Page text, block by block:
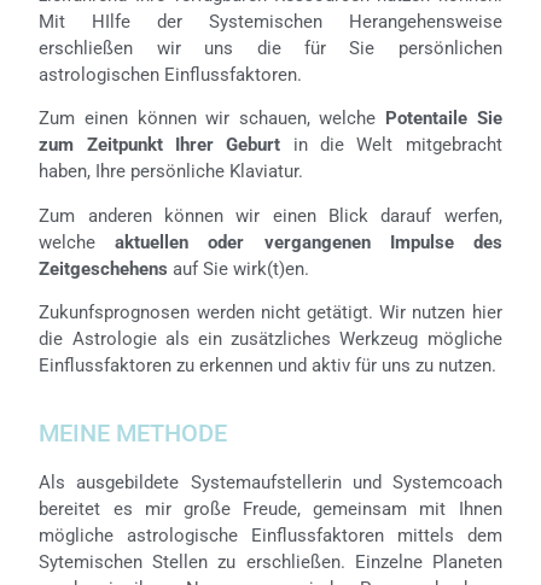
Mit HIlfe der Systemischen Herangehensweise
erschließen wir uns die für Sie persönlichen
astrologischen Einflussfaktoren.
Zum einen können wir schauen, welche
Potentaile Sie
zum Zeitpunkt Ihrer Geburt in die Welt mitgebracht
haben, Ihre persönliche Klaviatur.
Zum anderen können wir einen Blick darauf werfen,
welcheaktuellen oder vergangenen Impulse des
Zeitgeschehens auf Sie wirk(t)en.
Zukunfsprognosen werden nicht getätigt. Wir nutzen hier
die Astrologie als ein zusätzliches Werkzeug mögliche
Einflussfaktoren zu erkennen und aktiv für uns zu nutzen.
MEINE METHODE
Als ausgebildete Systemaufstellerin und Systemcoach
bereitet es mir große Freude, gemeinsam mit Ihnen
mögliche astrologische Einflussfaktoren mittels dem
Sytemischen Stellen zu erschließen. Einzelne Planeten